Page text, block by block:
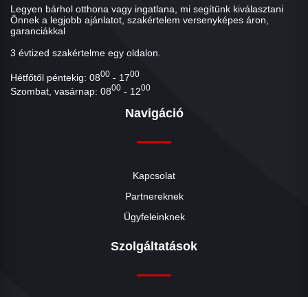
Legyen bárhol otthona vagy ingatlana, mi segítünk kiválasztani
Önnek a legjobb ajánlatot, szakértelem versenyképes áron,
garanciákkal
3 évtized szakértelme egy oldalon.
Hétfőtől péntekig: 0800 - 1700
Szombat, vasárnap: 0800 - 1200
Navigáció
Kapcsolat
Partnereknek
Ügyfeleinknek
Szolgáltatások